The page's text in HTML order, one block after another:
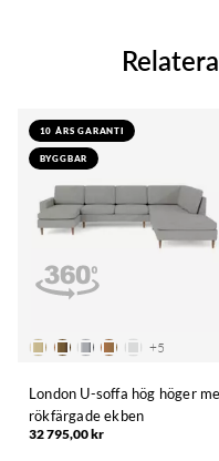
10 ÅRS GARANTI
BYGGBAR
+5
London U-soffa hög höger
rökfärgade ekben
32 795,00 kr